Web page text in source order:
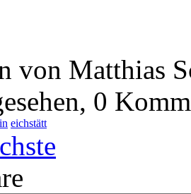
von Matthias
0
eichstätt